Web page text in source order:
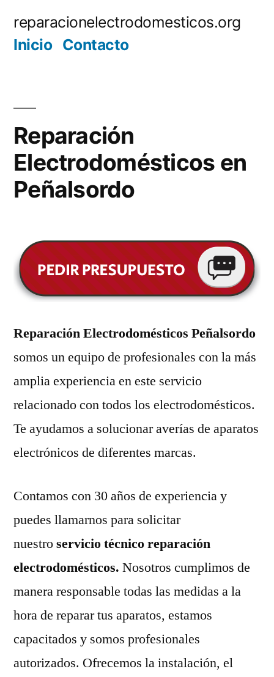
reparacionelectrodomesticos.org
Inicio Contacto
Reparación
Electrodomésticos en
Peñalsordo
Reparación Electrodomésticos Peñalsordo
somos un equipo de profesionales con la más
amplia experiencia en este servicio
relacionado con todos los electrodomésticos.
Te ayudamos a solucionar averías de aparatos
electrónicos de diferentes marcas.
Contamos con 30 años de experiencia y
puedes llamarnos para solicitar
nuestroservicio técnico reparación
electrodomésticos. Nosotros cumplimos de
manera responsable todas las medidas a la
hora de reparar tus aparatos, estamos
capacitados y somos profesionales
autorizados. Ofrecemos la instalación, el